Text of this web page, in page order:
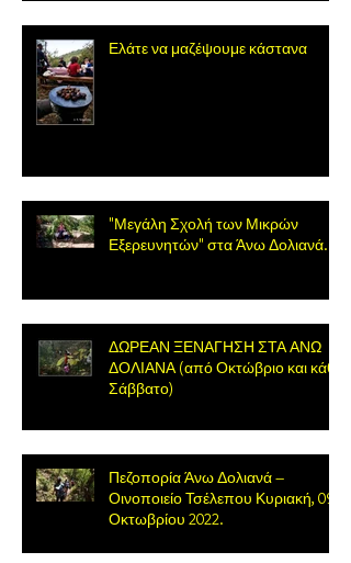
Ελάτε να μαζέψουμε κάστανα
"Μεγάλη Σχολή των Μικρών
Εξερευνητών" στα Άνω Δολιανά.
ΔΩΡΕΑΝ ΞΕΝΑΓΗΣΗ ΣΤΑ ΑΝΩ
ΔΟΛΙΑΝΑ (από Οκτώβριο και κάθε
Σάββατο)
Πεζοπορία Άνω Δολιανά –
Οινοποιείο Τσέλεπου Κυριακή, 09
Οκτωβρίου 2022.